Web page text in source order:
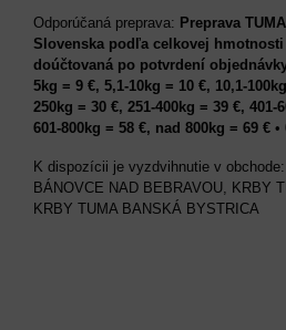
Preprava
Slovenska podľa celkovej
doúčtovaná po potvrdení
5kg = 9 €, 5,1-10kg = 10 €, 10,1-
250kg = 30 €, 251-400kg = 39 €, 401-
601-800kg = 58 €, nad 800kg = 69 € •
BÁNOVCE NAD BEBRAVOU, KRBY
KRBY TUMA BANSKÁ BYSTRICA